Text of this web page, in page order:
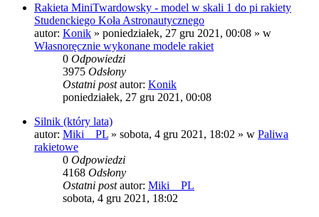
Rakieta MiniTwardowsky - model w skali 1 do pi rakiety
Studenckiego Koła Astronautycznego
autor: Konik » poniedziałek, 27 gru 2021, 00:08 » w
Własnoręcznie wykonane modele rakiet
0 Odpowiedzi
3975 Odsłony
Ostatni postautor: Konik
poniedziałek, 27 gru 2021, 00:08
Silnik (który lata)
autor: Miki__PL » sobota, 4 gru 2021, 18:02 » w Paliwa
rakietowe
0 Odpowiedzi
4168 Odsłony
Ostatni postautor: Miki__PL
sobota, 4 gru 2021, 18:02